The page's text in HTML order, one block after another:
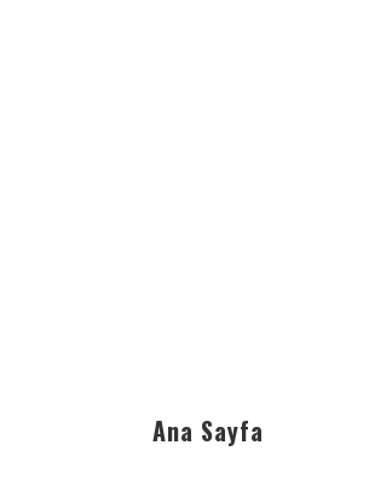
Ana Sayfa